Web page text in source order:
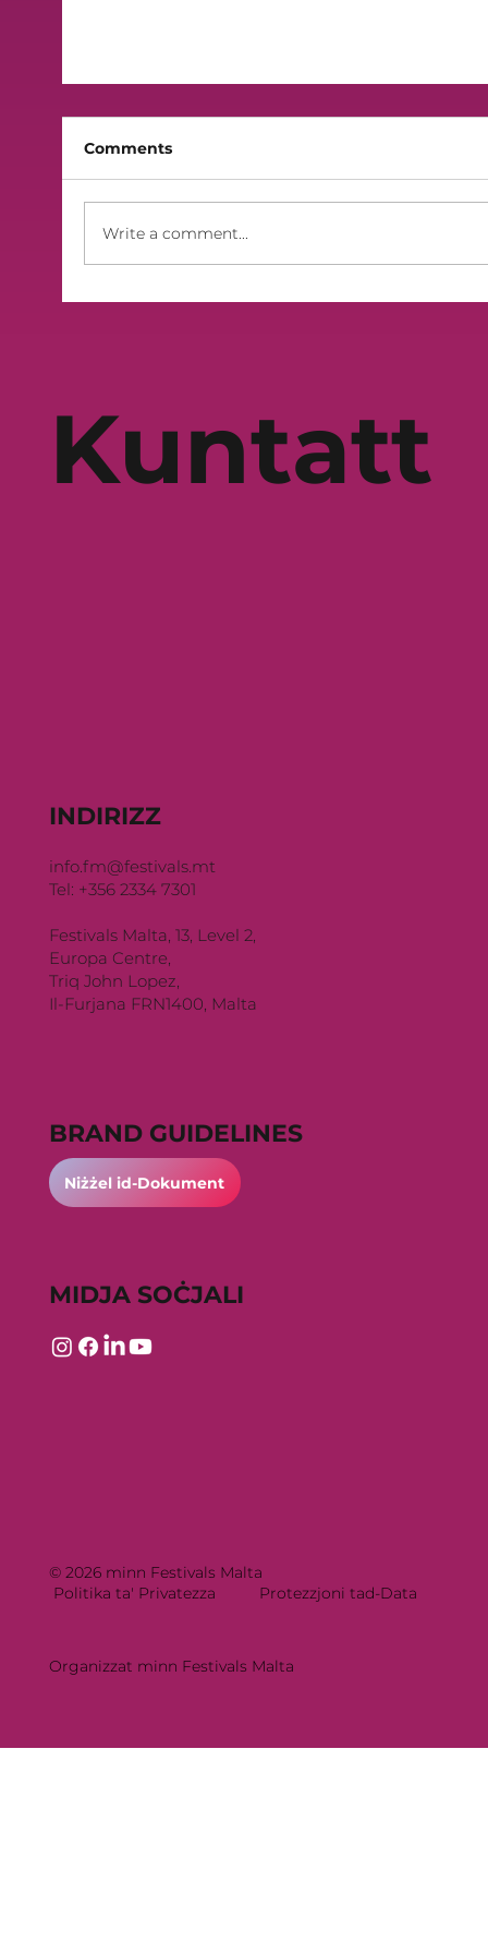
Mużika Mużika
Comments
Write a comment...
Kuntatt
INDIRIZZ
info.fm@festivals.mt
Tel: +356 2334 7301
Festivals Malta, 13, Level 2,
Europa Centre,
Triq John Lopez,
Il-Furjana FRN1400, Malta
MIDJA SOĊJALI
BRAND GUIDELINES
Niżżel id-Dokument
© 2026 minn Festivals Malta
Politika ta' Privatezza
Protezzjoni tad-Data
Organizzat minn Festivals Malta